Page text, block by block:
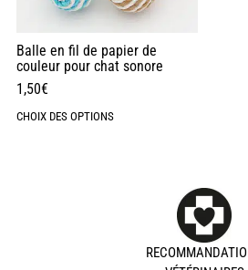
Balle en fil de papier de
couleur pour chat sonore
1,50€
CHOIX DES OPTIONS